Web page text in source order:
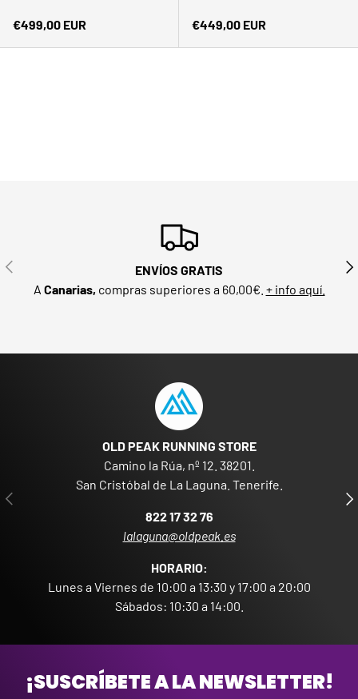
Precio normal
€499,00 EUR Precio normal
€449,00 EUR
ANTERIOR
ENVÍOS GRATIS
A Canarias, compras superiores a 60,00€. + info aquí.
ANTERIOR
OLD PEAK RUNNING STORE
Camino la Rúa, nº 12. 38201.
San Cristóbal de La Laguna. Tenerife.
822 17 32 76
lalaguna@oldpeak.es
HORARIO:
Lunes a Viernes de 10:00 a 13:30 y 17:00 a 20:00
Sábados: 10:30 a 14:00.
¡SUSCRÍBETE A LA NEWSLETTER!